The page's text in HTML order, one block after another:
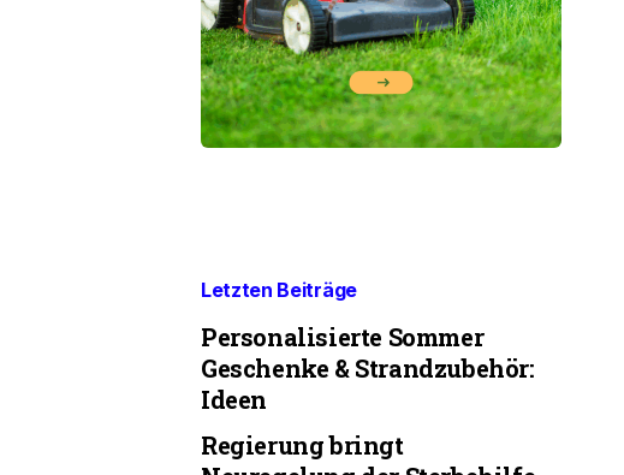
Letzten Beiträge
Personalisierte Sommer
Geschenke & Strandzubehör:
Ideen
Regierung bringt